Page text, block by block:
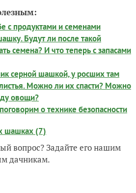
с продуктами и семенами
Будут ли после такой
семена? И что теперь с запасами
серной шашкой, у росших там
Можно ли их спасти? Можно
овощи?
о технике безопасности
шашках (7)
вопрос? Задайте его нашим
дачникам.